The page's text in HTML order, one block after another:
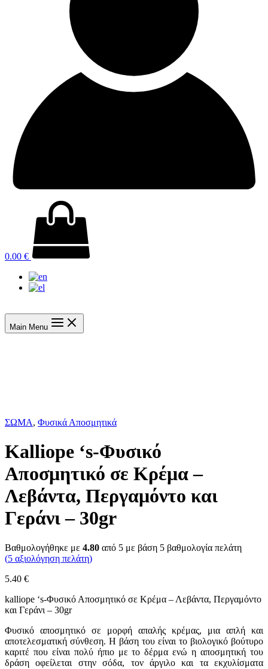
0.00 €
Main Menu
ΣΩΜΑ, Φυσικά Αποσμητικά
Kalliope ‘s-Φυσικό
Αποσμητικό σε Κρέμα –
Λεβάντα, Περγαμόντο και
Γεράνι – 30gr
Βαθμολογήθηκε με 4.80 από 5 με βάση 5 βαθμολογία πελάτη
(5 αξιολόγηση πελάτη)
5.40 €
kalliope ‘s-Φυσικό Αποσμητικό σε Κρέμα – Λεβάντα, Περγαμόντο
και Γεράνι – 30gr
Φυσικό αποσμητικό σε μορφή απαλής κρέμας, μια απλή και
αποτελεσματική σύνθεση. Η βάση του είναι το βιολογικό βούτυρο
καριτέ που είναι πολύ ήπιο με το δέρμα ενώ η αποσμητική του
δράση οφείλεται στην σόδα, τον άργιλο και τα εκχυλίσματα